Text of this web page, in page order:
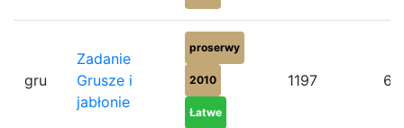
gru
Zadanie
Grusze i
jabłonie
proserwy
2010
Łatwe
1197